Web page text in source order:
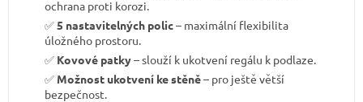
ochrana proti korozi.
✅5 nastavitelných polic– maximální flexibilita
úložného prostoru.
✅ Kovové patky– slouží k ukotvení regálu k podlaze.
✅ Možnost ukotvení ke stěně– pro ještě větší
bezpečnost.